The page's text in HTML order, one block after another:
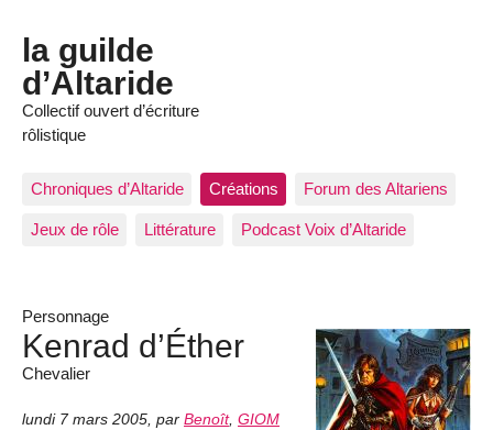
la guilde
d’Altaride
Collectif ouvert d’écriture
rôlistique
Chroniques d’Altaride Créations Forum des Altariens
Jeux de rôle Littérature Podcast Voix d’Altaride
Personnage
Kenrad d’Éther
Chevalier
lundi 7 mars 2005 par Benoît, GIOM